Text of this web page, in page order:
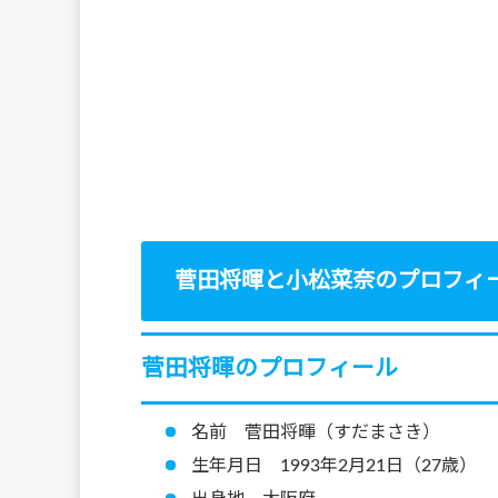
菅田将暉と小松菜奈のプロフィ
菅田将暉のプロフィール
名前 菅田将暉（すだまさき）
生年月日 1993年2月21日（27歳）